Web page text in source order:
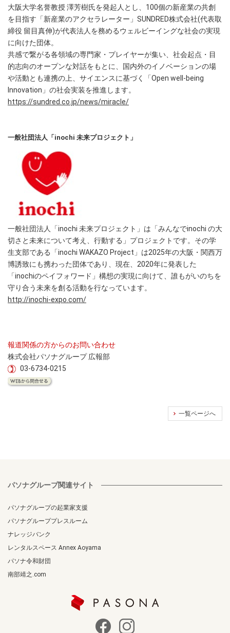
大阪大学名誉教授 澤芳樹氏を発起人とし、100個の新産業の共創
を目指す「新産業のアクセラレーター」SUNDRED株式会社(代表取
締役 留目真伸)が代表法人を務めるウェルビーイングな社会の実現
に向けた団体。
共感で繋がる各領域の専門家・プレイヤーが集い、社会起点・目
的志向のオープンな対話をもとに、国内外のイノベーションの場
や活動とも連携の上、サイエンスに基づく「Open well-being
Innovation」の社会実装を推進します。
https://sundred.co.jp/news/miracle/
一般社団法人「inochi 未来プロジェクト」
一般社団法人「inochi 未来プロジェクト」は「みんなでinochi の大
切さと未来について考え、行動する」プロジェクトです。その学
生支部である「inochi WAKAZO Project」は2025年の大阪・関西万
博誘致にも携わった団体であり、現在、2020年に発表した
「inochiのペイフォワード」構想の実現に向けて、誰もがいのちを
守り合う未来を創る活動を行なっています。
http://inochi-expo.com/
報道関係の方からのお問い合わせ
株式会社パソナグループ 広報部
03-6734-0215
一覧ページへ
パソナグループ関連サイト
パソナグループの起業家支援
パソナグループプレスルーム
ナレッジバンク
レンタルスペース Annex Aoyama
パソナ令和財団
南部靖之.com